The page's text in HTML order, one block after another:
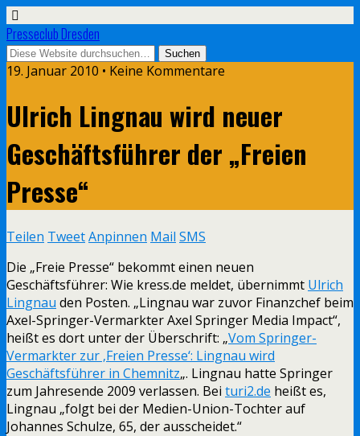
Presseclub Dresden
19. Januar 2010 • Keine Kommentare
Ulrich Lingnau wird neuer
Geschäftsführer der „Freien
Presse“
Teilen TweetAnpinnen Mail SMS
Die „Freie Presse“ bekommt einen neuen
Geschäftsführer: Wie kress.de meldet, übernimmt Ulrich
Lingnau den Posten. „Lingnau war zuvor Finanzchef beim
Axel-Springer-Vermarkter Axel Springer Media Impact“,
heißt es dort unter der Überschrift: „Vom Springer-
Vermarkter zur ‚Freien Presse‘: Lingnau wird
Geschäftsführer in Chemnitz„. Lingnau hatte Springer
zum Jahresende 2009 verlassen. Bei turi2.de heißt es,
Lingnau „folgt bei der Medien-Union-Tochter auf
Johannes Schulze, 65, der ausscheidet.“